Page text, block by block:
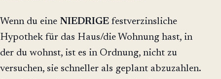
Wenn du eine NIEDRIGE festverzinsliche
Hypothek für das Haus/die Wohnung hast, in
der du wohnst, ist es in Ordnung, nicht zu
versuchen, sie schneller als geplant abzuzahlen.